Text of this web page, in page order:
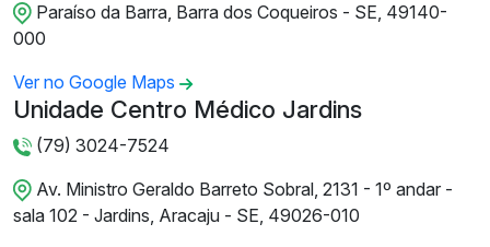
Paraíso da Barra, Barra dos Coqueiros - SE, 49140-
000
Ver no Google Maps
Unidade Centro Médico Jardins
(79) 3024-7524
Av. Ministro Geraldo Barreto Sobral, 2131 - 1º andar -
sala 102 - Jardins, Aracaju - SE, 49026-010